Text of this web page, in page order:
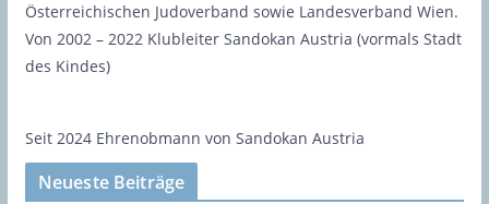
Österreichischen Judoverband sowie Landesverband Wien.
Von 2002 – 2022 Klubleiter Sandokan Austria (vormals Stadt
des Kindes)
Seit 2024 Ehrenobmann von Sandokan Austria
Neueste Beiträge